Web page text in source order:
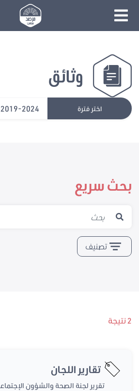
وثائق
اختر فترة 2019-2024
بحث سريع
تصنيف
2 نتيجة
تقارير اللجان
تقرير لجنة الصحة والشؤون